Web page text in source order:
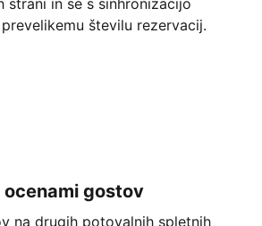
strani in se s sinhronizacijo
številu rezervacij.
gostov
na drugih potovalnih spletnih